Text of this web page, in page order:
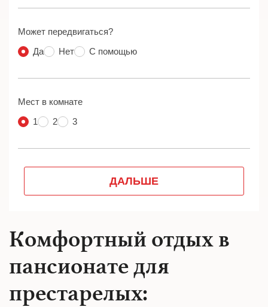
Комфортный отдых в
пансионате для
престарелых: